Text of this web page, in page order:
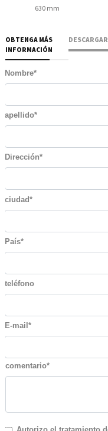
630 mm
OBTENGA MÁS
INFORMACIÓN
DESCARGAR